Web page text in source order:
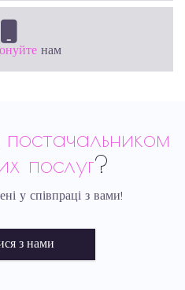
нам
постачальником
послуг?
у співпраці з вами!
з нами